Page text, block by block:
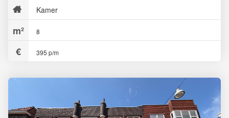
Kamer
8
395 p/m